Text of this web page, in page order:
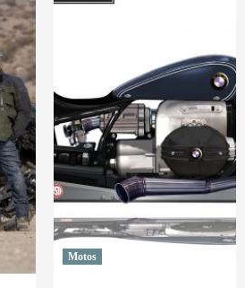
Motos